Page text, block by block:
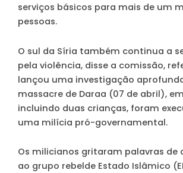
serviços básicos para mais de um
pessoas.
O sul da Síria também continua a
pela violência, disse a comissão,
lançou uma investigação
massacre de Daraa (07 de abril),
incluindo duas crianças, foram
uma milícia pró-governamental.
Os milicianos gritaram palavras de
ao grupo rebelde Estado Islâmico